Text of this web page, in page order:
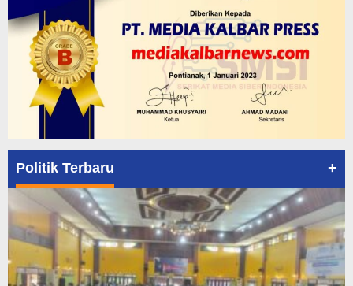
Politik Terbaru +